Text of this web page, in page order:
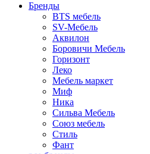
Бренды
BTS мебель
SV-Мебель
Аквилон
Боровичи Мебель
Горизонт
Леко
Мебель маркет
Миф
Ника
Сильва Мебель
Союз мебель
Стиль
Фант